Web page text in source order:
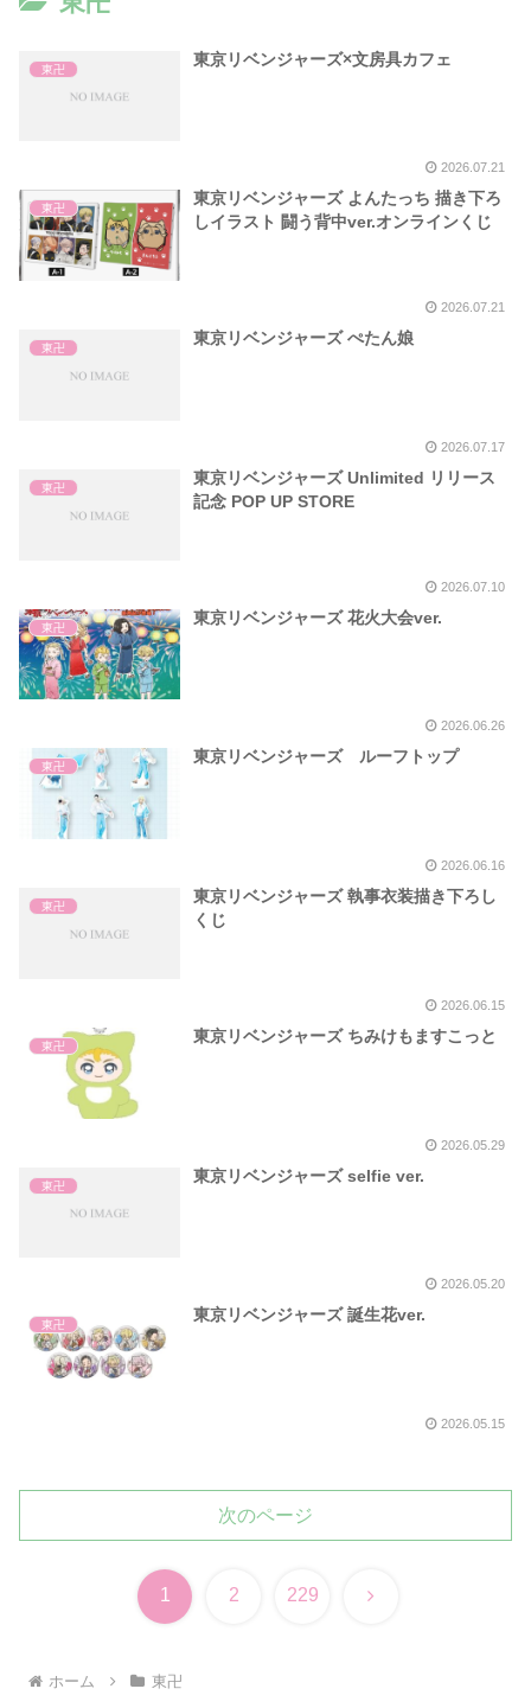
東卍
東京リベンジャーズ×文房具カフェ
2026.07.21
東卍
東京リベンジャーズ よんたっち 描き下ろ
しイラスト 闘う背中ver.オンラインくじ
2026.07.21
東卍
東京リベンジャーズ ぺたん娘
2026.07.17
東卍
東京リベンジャーズ Unlimited リリース
記念 POP UP STORE
2026.07.10
東卍
東京リベンジャーズ 花火大会ver.
2026.06.26
東卍
東京リベンジャーズ ルーフトップ
2026.06.16
東卍
東京リベンジャーズ 執事衣装描き下ろし
くじ
2026.06.15
東卍
東京リベンジャーズ ちみけもますこっと
2026.05.29
東卍
東京リベンジャーズ selfie ver.
2026.05.20
東卍
東京リベンジャーズ 誕生花ver.
2026.05.15
次のページ
1 2 229 次
ホーム 東卍